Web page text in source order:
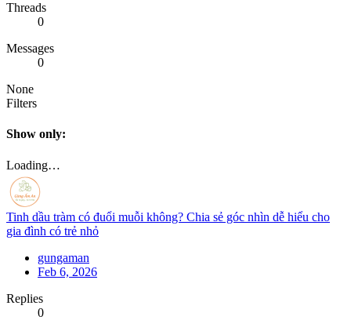
Threads
0
Messages
0
None
Filters
Show only:
Loading…
Tinh dầu tràm có đuổi muỗi không? Chia sẻ góc nhìn dễ hiểu cho
gia đình có trẻ nhỏ
gungaman
Feb 6, 2026
Replies
0